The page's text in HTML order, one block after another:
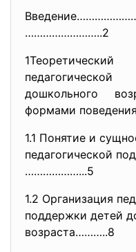
……………………..2
дошкольного
формами поведения
1.1 Понятие и
педагогической
………………...5
1.2 Организация
поддержки детей
возраста………..8